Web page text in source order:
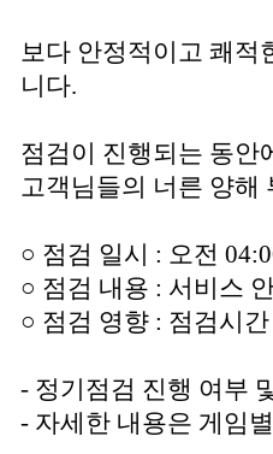
보다 안정적이고 쾌적
니다.
점검이 진행되는 동안
고객님들의 너른 양해
○ 점검 일시 : 오전
○ 점검 내용 : 서비스
○ 점검 영향 : 점검시
- 정기점검 진행 여부
- 자세한 내용은 게임